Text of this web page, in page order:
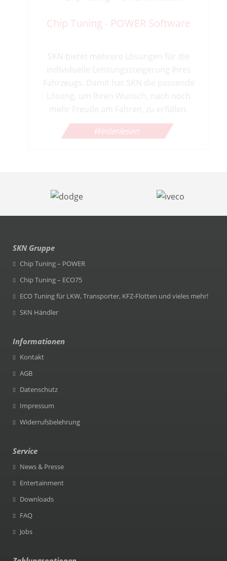
Chip Tuning - POWER Hardware
Weiterlesen
SKN Gruppe
Chip Tuning – POWER
Chip Tuning – ECO75
ECO Tuning für LKW, Transporter, KFZ-Flotten und vieles mehr!
SKN Händler
Informationen
Kontakt
AGB
Datenschutz
Impressum
Widerrufsbelehrung
Service
News & Presse
Entertainment
Downloads
FAQ
Jobs